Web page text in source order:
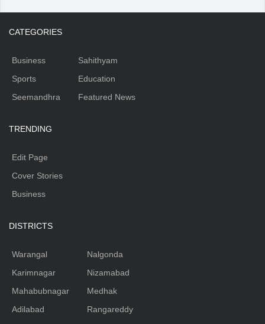
CATEGORIES
Business
Sports
Seemandhra
Sahithyam
Education
Featured News
TRENDING
Edit Page
Cover Stories
Business
DISTRICTS
Warangal
Karimnagar
Mahabubnagar
Adilabad
Nalgonda
Nizamabad
Medhak
Rangareddy